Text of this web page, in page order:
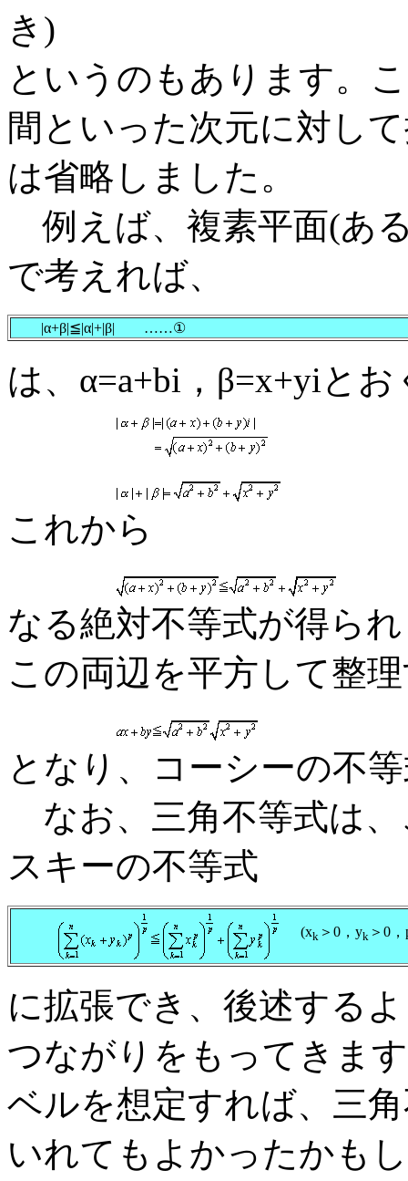
き)
というのもあります。
間といった次元に対し
は省略しました。
例えば、複素平面(あ
で考えれば、
|α+β|≦|α|+|β| ……①
は、α=a+bi，β=x+yiとお
これから
なる絶対不等式が得ら
この両辺を平方して整
となり、コーシーの不
なお、三角不等式は
スキーの不等式
(xk ＞0，yk ＞0
に拡張でき、後述する
つながりをもってきま
ベルを想定すれば、三
いれてもよかったかも